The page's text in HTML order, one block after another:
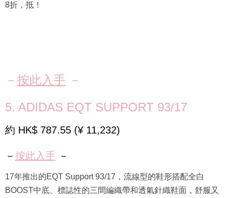
8折，抵！
－ 按此入手 －
5. ADIDAS EQT SUPPORT 93/17
約 HK$ 787.55 (¥ 11,232)
－ 按此入手 －
17年推出的EQT Support 93/17，流線型的鞋形搭配全白
BOOST中底、標誌性的三間編織帶和透氣針織鞋面，舒服又